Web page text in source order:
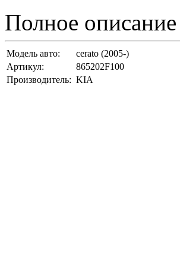
Полное описание
Модель авто:
cerato (2005-)
Артикул:
865202F100
Производитель: KIA